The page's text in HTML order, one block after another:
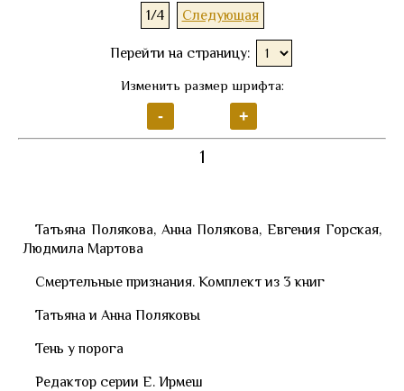
1/4 Следующая
Перейти на страницу:
Изменить размер шрифта:
1
Татьяна Полякова, Анна Полякова, Евгения Горская,
Людмила Мартова
Смертельные признания. Комплект из 3 книг
Татьяна и Анна Поляковы
Тень у порога
Редактор серии Е. Ирмеш